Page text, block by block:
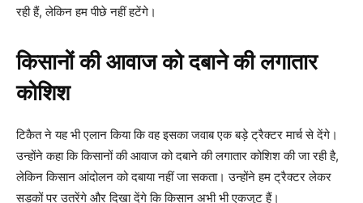
रही हैं, लेकिन हम पीछे नहीं हटेंगे।
किसानों की आवाज को दबाने की लगातार
कोशिश
टिकैत ने यह भी एलान किया कि वह इसका जवाब एक बड़े ट्रैक्टर मार्च से देंगे।
उन्होंने कहा कि किसानों की आवाज को दबाने की लगातार कोशिश की जा रही है,
लेकिन किसान आंदोलन को दबाया नहीं जा सकता। उन्होंने हम ट्रैक्टर लेकर
सड़कों पर उतरेंगे और दिखा देंगे कि किसान अभी भी एकजुट हैं।